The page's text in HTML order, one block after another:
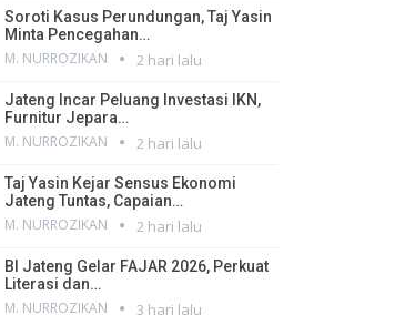
Soroti Kasus Perundungan, Taj Yasin
Minta Pencegahan…
M. NURROZIKAN 2 hari lalu
Jateng Incar Peluang Investasi IKN,
Furnitur Jepara…
M. NURROZIKAN 2 hari lalu
Taj Yasin Kejar Sensus Ekonomi
Jateng Tuntas, Capaian…
M. NURROZIKAN 2 hari lalu
BI Jateng Gelar FAJAR 2026, Perkuat
Literasi dan…
M. NURROZIKAN 3 hari lalu